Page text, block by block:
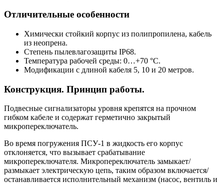
Отличительные особенности
Химически стойкий корпус из полипропилена, кабель
из неопрена.
Степень пылевлагозащиты IP68.
Температура рабочей среды: 0…+70 °С.
Модификации с длиной кабеля 5, 10 и 20 метров.
Конструкция. Принцип работы.
Подвесные сигнализаторы уровня крепятся на прочном
гибком кабеле и содержат герметично закрытый
микропереключатель.
Во время погружения ПСУ-1 в жидкость его корпус
отклоняется, что вызывает срабатывание
микропереключателя. Микропереключатель замыкает/
размыкает электрическую цепь, таким образом включается/
останавливается исполнительный механизм (насос, вентиль и